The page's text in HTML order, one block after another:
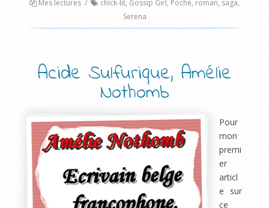
Mes lectures / chick-lit, Gossip Girl, Poche, roman, saga,
Serena
Acide Sulfurique, Amélie
Nothomb
Pour
mon
premi
er
articl
e sur
ce